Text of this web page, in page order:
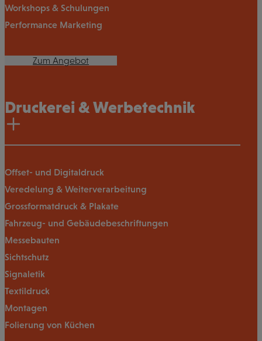
Workshops & Schulungen
Performance Marketing
Zum Angebot
Druckerei & Werbetechnik
Offset- und Digitaldruck
Veredelung & Weiterverarbeitung
Grossformatdruck & Plakate
Fahrzeug- und Gebäudebeschriftungen
Messebauten
Sichtschutz
Signaletik
Textildruck
Montagen
Folierung von Küchen